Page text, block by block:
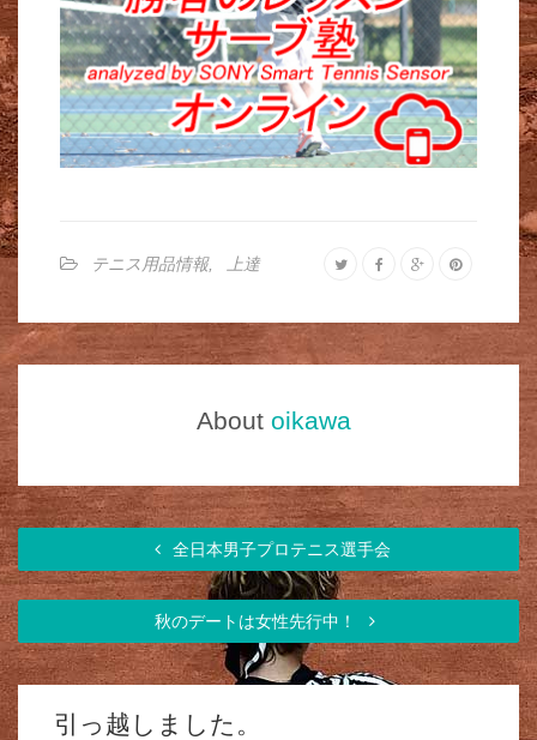
テニス用品情報, 上達
About oikawa
全日本男子プロテニス選手会
秋のデートは女性先行中！
引っ越しました。